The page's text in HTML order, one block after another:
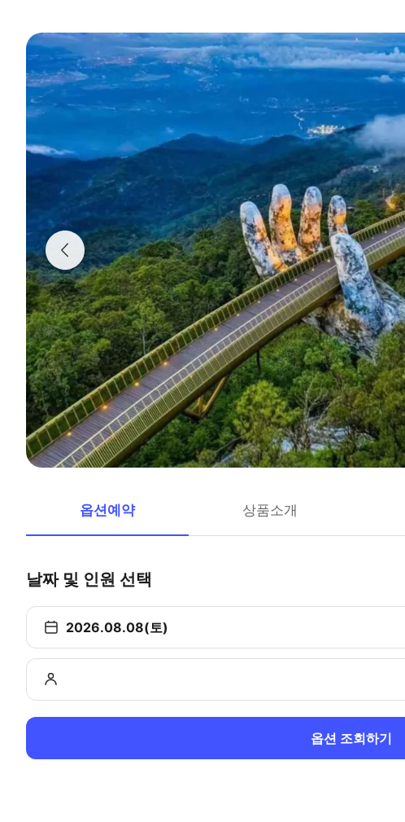
옵션예약 상품소개
날짜 및 인원 선택
2026.08.08(토)
옵션 조회하기